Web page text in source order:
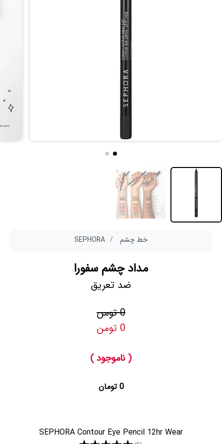
خط چشم SEPHORA
مداد چشم سفورا
ضد تعریق
0 تومن
0 تومن
( ناموجود )
0 تومان
SEPHORA Contour Eye Pencil 12hr Wear